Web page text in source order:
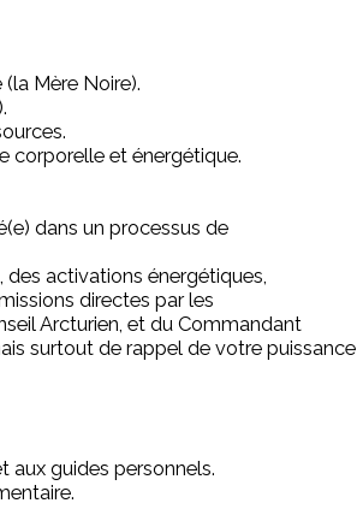
Mère Noire).
corporelle et énergétique.
dans un processus de
activations énergétiques,
directes par les
Arcturien, et du Commandant
surtout de rappel de votre puissance
aux guides personnels.